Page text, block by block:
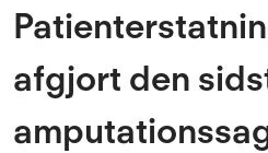
afgjort den